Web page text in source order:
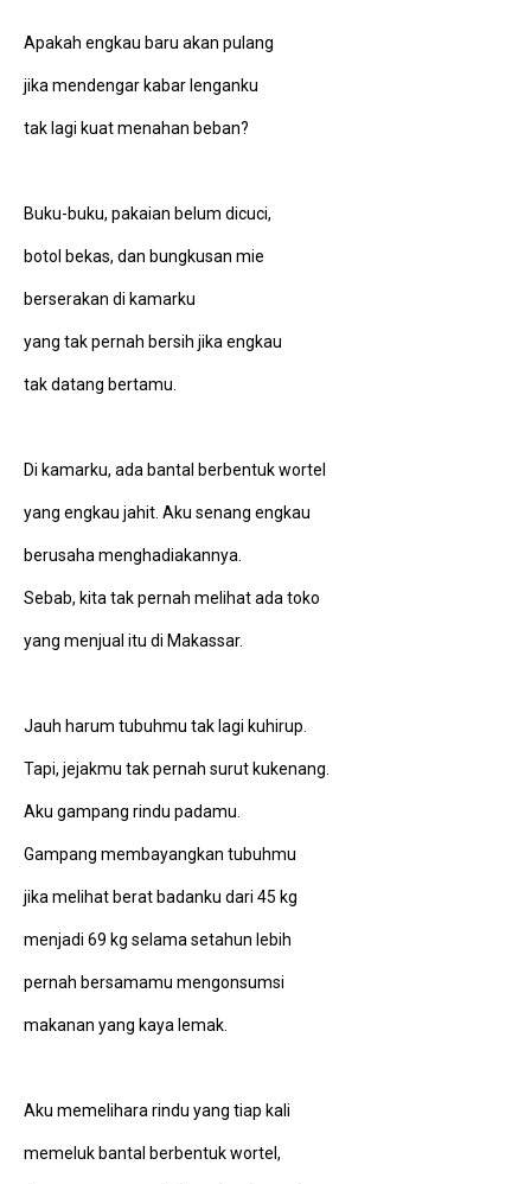
Apakah engkau baru akan pulang
jika mendengar kabar lenganku
tak lagi kuat menahan beban?
Buku-buku, pakaian belum dicuci,
botol bekas, dan bungkusan mie
berserakan di kamarku
yang tak pernah bersih jika engkau
tak datang bertamu.
Di kamarku, ada bantal berbentuk wortel
yang engkau jahit. Aku senang engkau
berusaha menghadiakannya.
Sebab, kita tak pernah melihat ada toko
yang menjual itu di Makassar.
Jauh harum tubuhmu tak lagi kuhirup.
Tapi, jejakmu tak pernah surut kukenang.
Aku gampang rindu padamu.
Gampang membayangkan tubuhmu
jika melihat berat badanku dari 45 kg
menjadi 69 kg selama setahun lebih
pernah bersamamu mengonsumsi
makanan yang kaya lemak.
Aku memelihara rindu yang tiap kali
memeluk bantal berbentuk wortel,